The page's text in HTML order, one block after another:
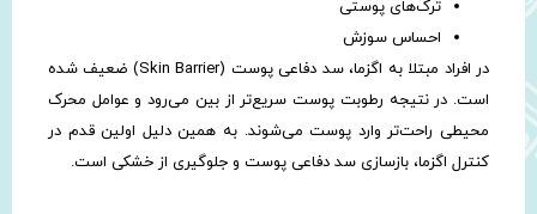
ترک‌های پوستی
احساس سوزش
در افراد مبتلا به اگزما، سد دفاعی پوست (Skin Barrier) ضعیف شده
است. در نتیجه رطوبت پوست سریع‌تر از بین می‌رود و عوامل محرک
محیطی راحت‌تر وارد پوست می‌شوند. به همین دلیل اولین قدم در
کنترل اگزما، بازسازی سد دفاعی پوست و جلوگیری از خشکی است.